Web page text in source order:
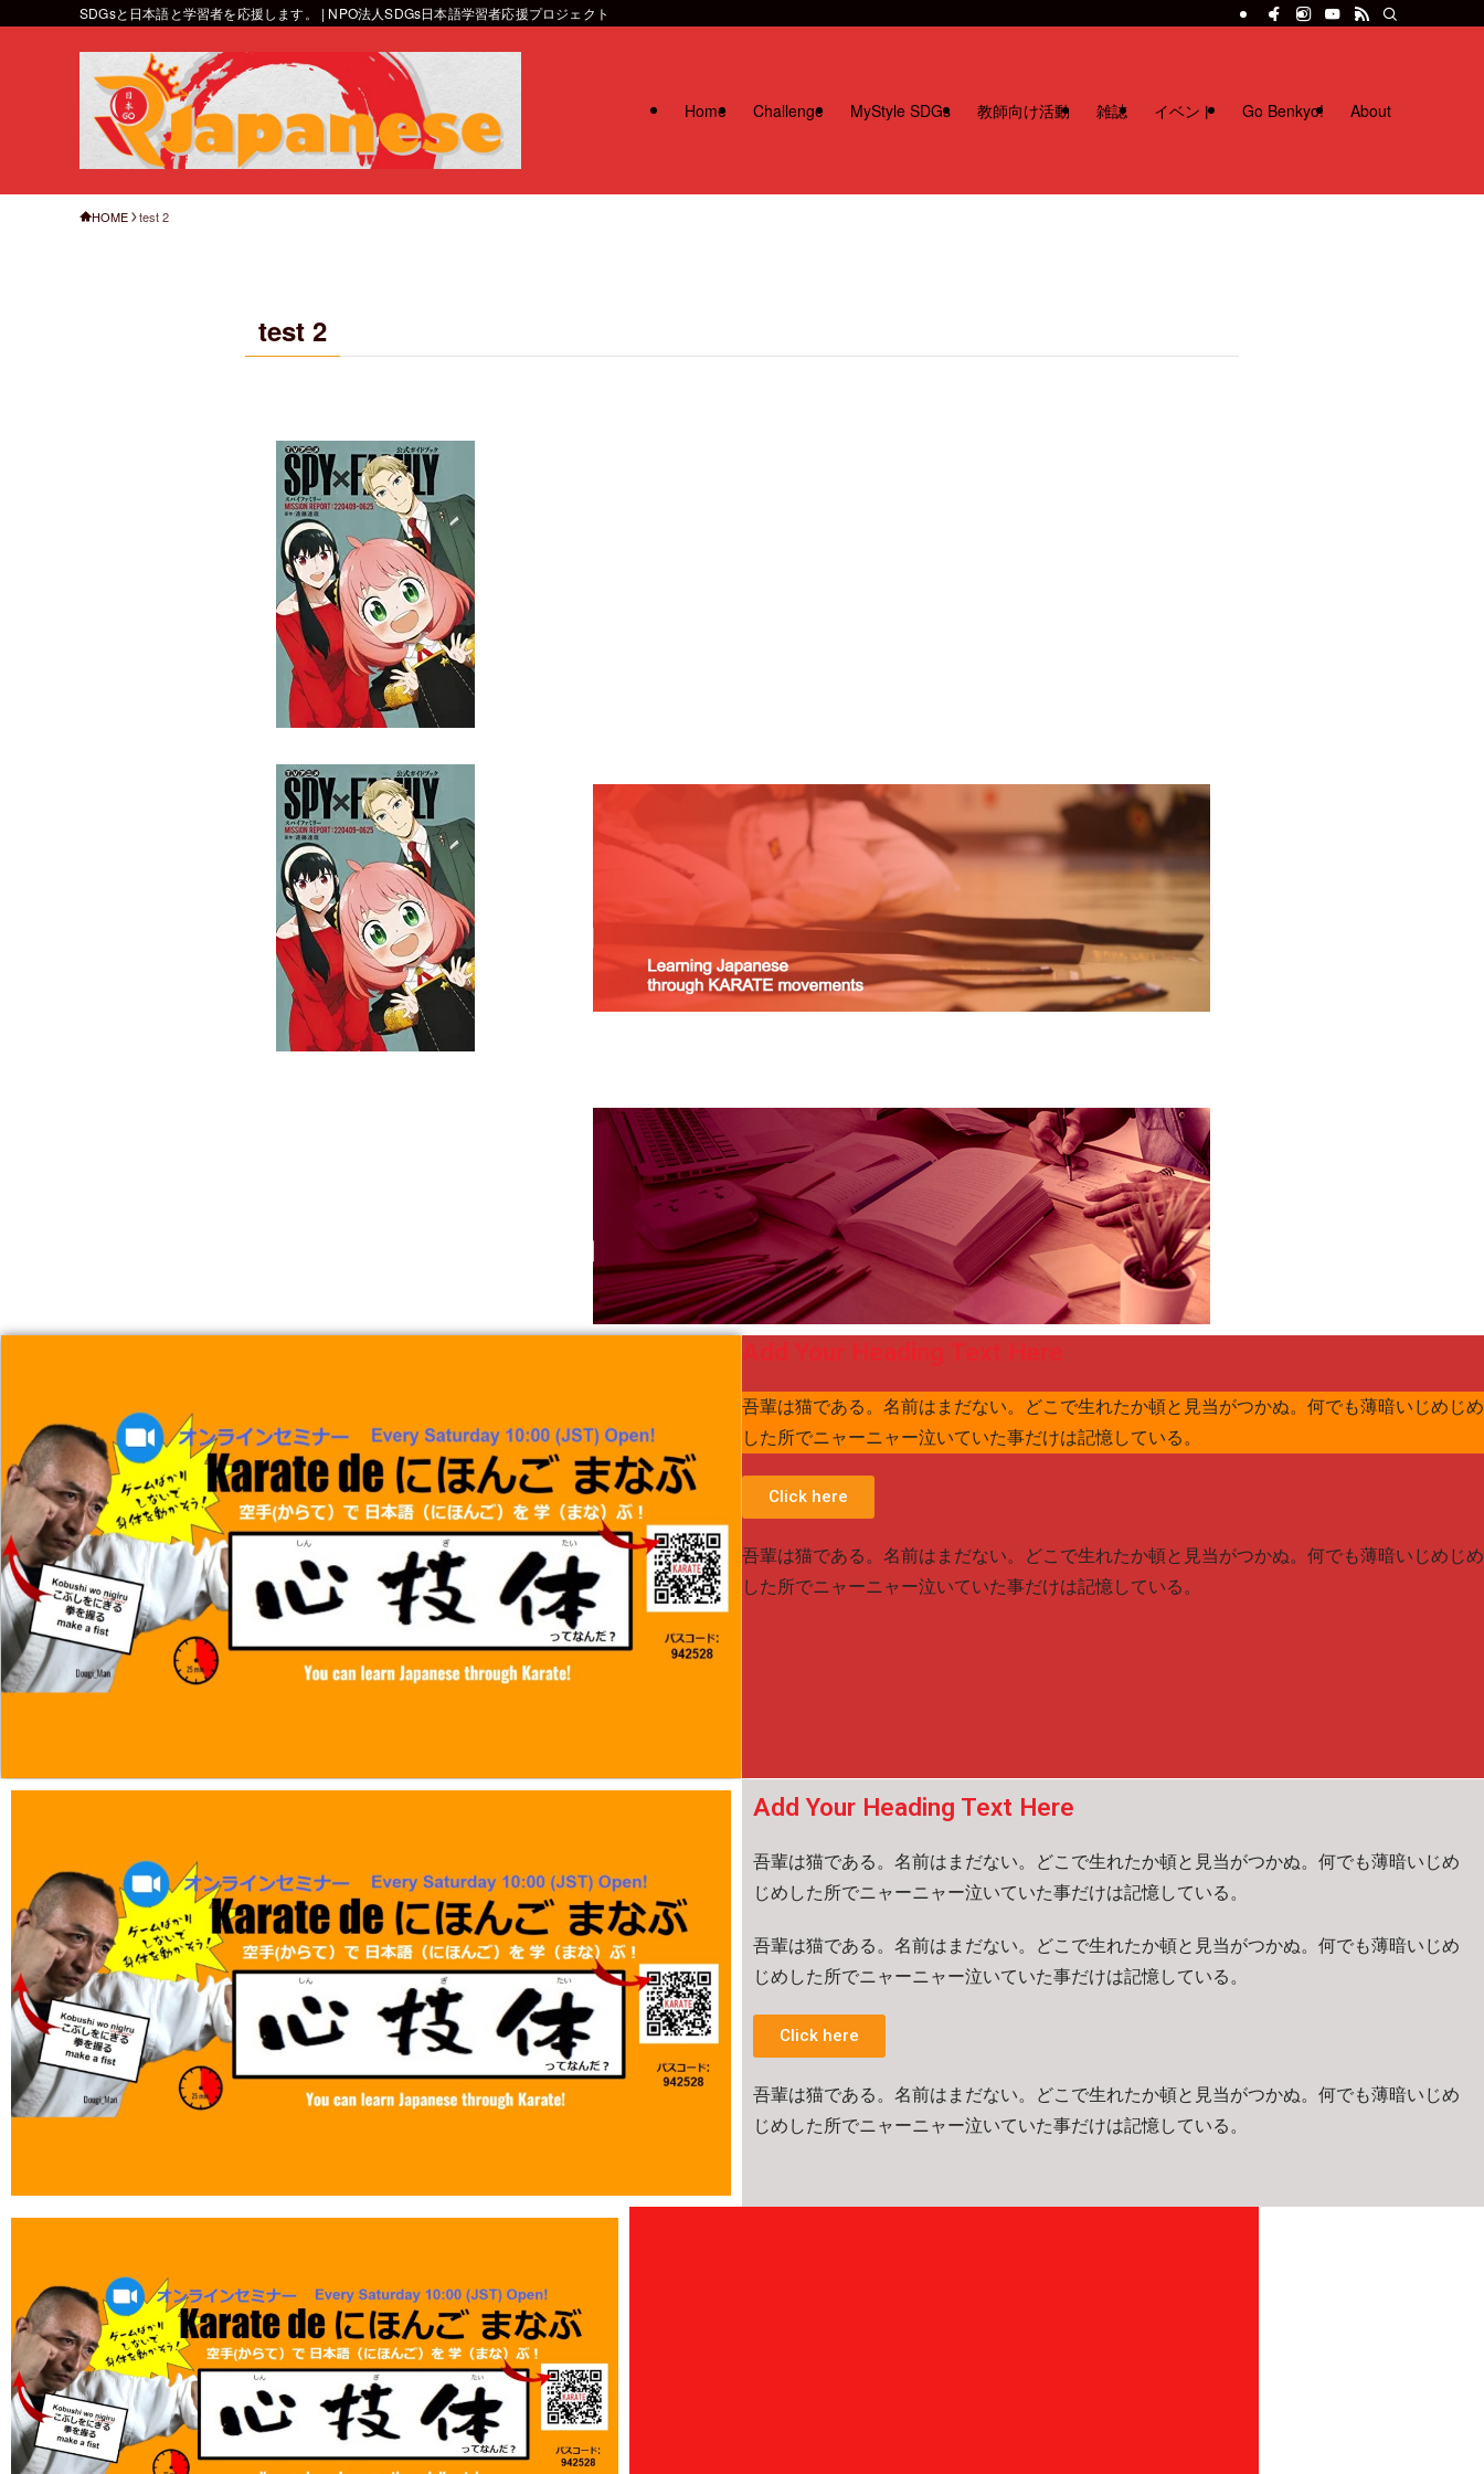
SDGsと日本語と学習者を応援します。 | NPO法人SDGs日本語学習者応援プロジェクト
Home Challenge MyStyle SDGs 教師向け活動 雑誌 イベント Go Benkyo! About
HOME test 2
test 2
Add Your Heading Text Here
吾輩は猫である。名前はまだない。どこで生れたか頓と見当がつかぬ。何でも薄暗いじめじめ
した所でニャーニャー泣いていた事だけは記憶している。
Click here
吾輩は猫である。名前はまだない。どこで生れたか頓と見当がつかぬ。何でも薄暗いじめじめ
した所でニャーニャー泣いていた事だけは記憶している。
Add Your Heading Text Here
吾輩は猫である。名前はまだない。どこで生れたか頓と見当がつかぬ。何でも薄暗いじめ
じめした所でニャーニャー泣いていた事だけは記憶している。
吾輩は猫である。名前はまだない。どこで生れたか頓と見当がつかぬ。何でも薄暗いじめ
じめした所でニャーニャー泣いていた事だけは記憶している。
Click here
吾輩は猫である。名前はまだない。どこで生れたか頓と見当がつかぬ。何でも薄暗いじめ
じめした所でニャーニャー泣いていた事だけは記憶している。